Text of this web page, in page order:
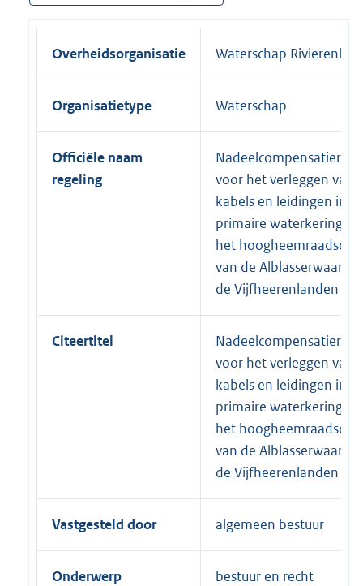
Overheidsorganisatie Waterschap
Organisatietype Waterschap
Officiële naam
regeling
voor het verleggen van
kabels en leidingen in
primaire waterkering
het
van de Alblasserwaard
de Vijfheerenlanden
Citeertitel
voor het verleggen van
kabels en leidingen in
primaire waterkering
het
van de Alblasserwaard
de Vijfheerenlanden
Vastgesteld door algemeen bestuur
Onderwerp bestuur en recht